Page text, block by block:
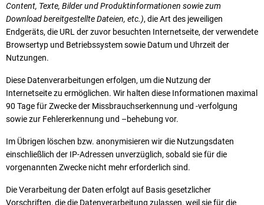
Content, Texte, Bilder und Produktinformationen sowie zum
Download bereitgestellte Dateien, etc.), die Art des jeweiligen
Endgeräts, die URL der zuvor besuchten Internetseite, der verwendete
Browsertyp und Betriebssystem sowie Datum und Uhrzeit der
Nutzungen.
Diese Datenverarbeitungen erfolgen, um die Nutzung der
Internetseite zu ermöglichen. Wir halten diese Informationen maximal
90 Tage für Zwecke der Missbrauchserkennung und -verfolgung
sowie zur Fehlererkennung und –behebung vor.
Im Übrigen löschen bzw. anonymisieren wir die Nutzungsdaten
einschließlich der IP-Adressen unverzüglich, sobald sie für die
vorgenannten Zwecke nicht mehr erforderlich sind.
Die Verarbeitung der Daten erfolgt auf Basis gesetzlicher
Vorschriften, die die Datenverarbeitung zulassen, weil sie für die